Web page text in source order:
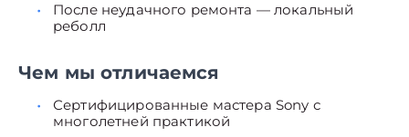
После неудачного ремонта — локальный
реболл
Чем мы отличаемся
Сертифицированные мастера Sony с
многолетней практикой